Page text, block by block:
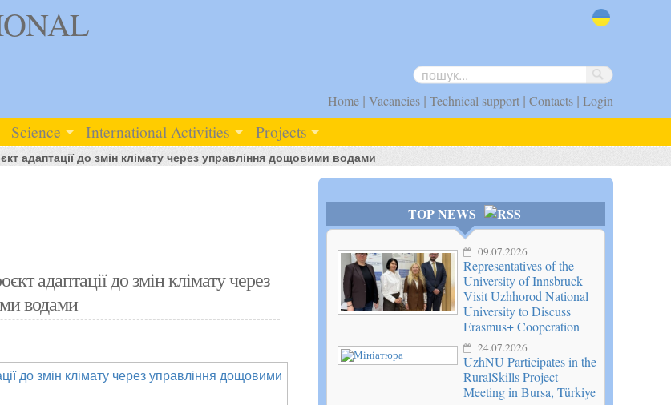
Home | Vacancies | Technical support | Contacts | Login
Science International Activities Projects
адаптації до змін клімату через управління дощовими водами
адаптації до змін клімату через
водами
TOP NEWS
09.07.2026
Representatives of the
University of Innsbruck
Visit Uzhhorod National
University to Discuss
Erasmus+ Cooperation
24.07.2026
UzhNU Participates in the
RuralSkills Project
Meeting in Bursa, Türkiye